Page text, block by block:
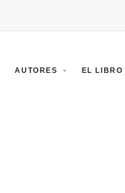
AUTORES EL LIBRO